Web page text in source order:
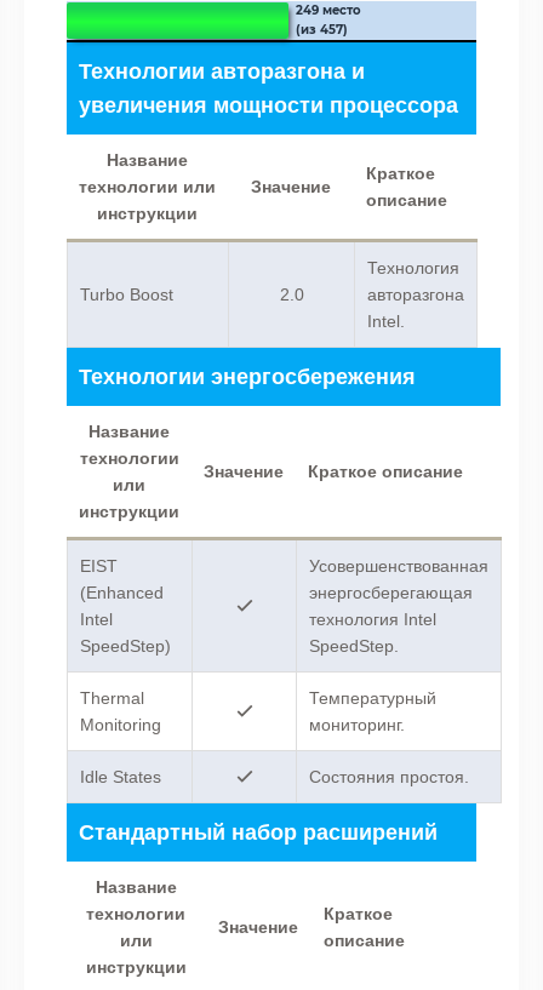
249 место
(из 457)
Технологии авторазгона и
увеличения мощности процессора
Название
технологии или
инструкции
Значение
Краткое
описание
Turbo Boost 2.0
Технология
авторазгона
Intel.
Технологии энергосбережения
Название
технологии
или
инструкции
Значение Краткое описание
EIST
(Enhanced
Intel
SpeedStep)
Усовершенствованная
энергосберегающая
технология Intel
SpeedStep.
Thermal
Monitoring
Температурный
мониторинг.
Idle States Состояния простоя.
Стандартный набор расширений
Название
технологии
или
инструкции
Значение
Краткое
описание